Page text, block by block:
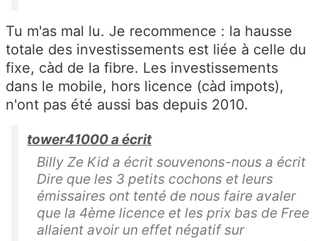
Tu m'as mal lu. Je recommence : la hausse
totale des investissements est liée à celle du
fixe, càd de la fibre. Les investissements
dans le mobile, hors licence (càd impots),
n'ont pas été aussi bas depuis 2010.
tower41000 a écrit
Billy Ze Kid a écrit souvenons-nous a écrit
Dire que les 3 petits cochons et leurs
émissaires ont tenté de nous faire avaler
que la 4ème licence et les prix bas de Free
allaient avoir un effet négatif sur